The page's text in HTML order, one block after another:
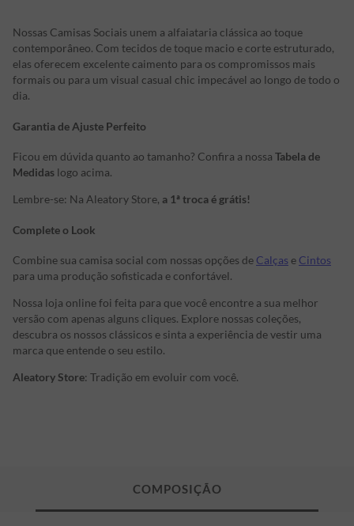
Nossas Camisas Sociais unem a alfaiataria clássica ao toque
contemporâneo. Com tecidos de toque macio e corte estruturado,
elas oferecem excelente caimento para os compromissos mais
formais ou para um visual casual chic impecável ao longo de todo o
dia.
Garantia de Ajuste Perfeito
Ficou em dúvida quanto ao tamanho? Confira a nossa Tabela de
Medidas logo acima.
Lembre-se: Na Aleatory Store, a 1ª troca é grátis!
Complete o Look
Combine sua camisa social com nossas opções de Calças e Cintos
para uma produção sofisticada e confortável.
Nossa loja online foi feita para que você encontre a sua melhor
versão com apenas alguns cliques. Explore nossas coleções,
descubra os nossos clássicos e sinta a experiência de vestir uma
marca que entende o seu estilo.
Aleatory Store: Tradição em evoluir com você.